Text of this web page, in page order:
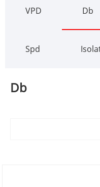
VPD Db
Spd
Db